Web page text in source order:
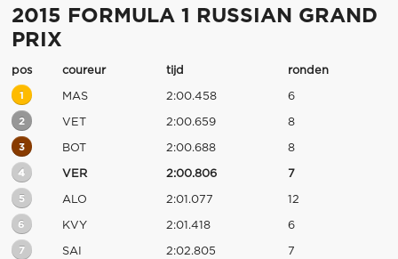
2015 FORMULA 1 RUSSIAN GRAND
PRIX
pos coureur tijd ronden
1 MAS 2:00.458 6
2 VET 2:00.659 8
3 BOT 2:00.688 8
4 VER 2:00.806 7
5 ALO 2:01.077 12
6 KVY 2:01.418 6
7 SAI 2:02.805 7